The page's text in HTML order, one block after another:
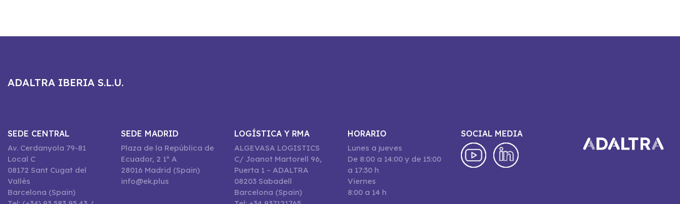
ADALTRA IBERIA S.L.U.
SEDE CENTRAL
Av. Cerdanyola 79-81
Local C
08172 Sant Cugat del
Vallès
Barcelona (Spain)
SEDE MADRID
Plaza de la República de
Ecuador, 2 1º A
28016 Madrid (Spain)
info@ek.plus
LOGÍSTICA Y RMA
ALGEVASA LOGISTICS
C/ Joanot Martorell 96,
Puerta 1 – ADALTRA
08203 Sabadell
Barcelona (Spain)
HORARIO
Lunes a jueves
De 8:00 a 14:00 y de 15:00
a 17:30 h
Viernes
8:00 a 14 h
SOCIAL MEDIA